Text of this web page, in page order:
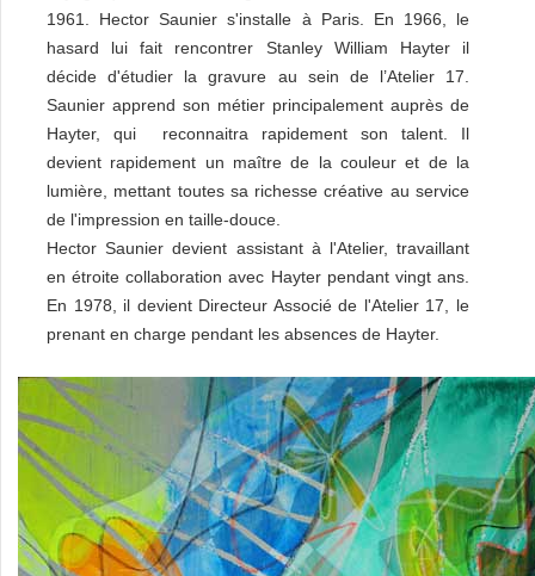
1961. Hector Saunier s'installe à Paris. En 1966, le
hasard lui fait rencontrer Stanley William Hayter il
décide d'étudier la gravure au sein de l’Atelier 17.
Saunier apprend son métier principalement auprès de
Hayter, qui reconnaitra rapidement son talent. Il
devient rapidement un maître de la couleur et de la
lumière, mettant toutes sa richesse créative au service
de l'impression en taille-douce.
Hector Saunier devient assistant à l'Atelier, travaillant
en étroite collaboration avec Hayter pendant vingt ans.
En 1978, il devient Directeur Associé de l'Atelier 17, le
prenant en charge pendant les absences de Hayter.